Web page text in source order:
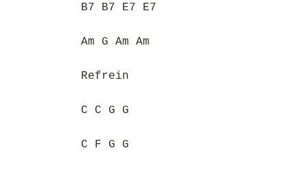
B7 B7 E7 E7
Am G Am Am
Refrein
C C G G
C F G G